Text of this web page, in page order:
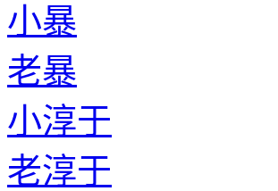
小暴
老暴
小淳于
老淳于